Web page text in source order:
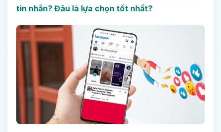
tin nhắn? Đâu là lựa chọn tốt nhất?